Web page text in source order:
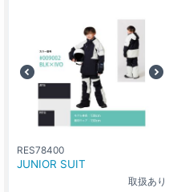
RES78400
JUNIOR SUIT
取扱あり